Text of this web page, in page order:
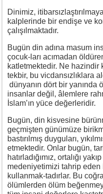
Dinimiz,
kalplerinde bir endişe ve
çalışılmaktadır.
Bugün din adına masum
çocuk-ları acımadan
katletmektedir. Ne hazindir
tekbir, bu vicdansızlıklara
dünyanın dört bir yanında
insanlar değil, âlemlere
İslam’ın yüce değerleridir.
Bugün, din kisvesine
geçmişten günümüze
bastırılmış duyguları,
etmektedir. Onlar bugün,
hatırladığımız, ortalığı
medeniyetimizi tahrip eden
kullanmak-tadırlar. Bu
ölümlerden ölüm